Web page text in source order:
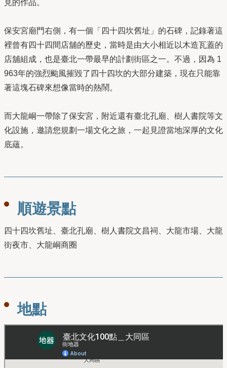
見的作品。
保安宮廟門右側，有一個「四十四坎舊址」的石碑，記錄著這
裡曾有四十四間店舖的歷史，當時是由大小相近以木造瓦蓋的
店舖組成，也是臺北一帶最早的計劃街區之一。不過，因為 1
963年的強烈颱風摧毀了四十四坎的大部分建築，現在只能靠
著這塊石碑來想像當時的熱鬧。
而大龍峒一帶除了保安宮，附近還有臺北孔廟、樹人書院等文
化設施，邀請您規劃一場文化之旅，一起見證當地深厚的文化
底蘊。
順遊景點
四十四坎舊址、臺北孔廟、樹人書院文昌祠、大龍市場、大龍
街夜市、大龍峒商圈
地點